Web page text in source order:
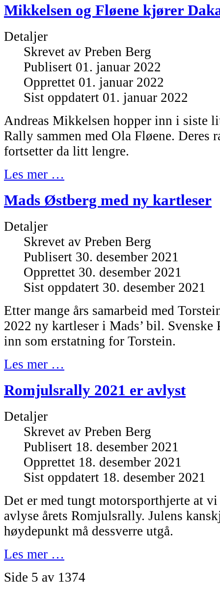
Mikkelsen og Fløene kjører
Detaljer
Skrevet av Preben Berg
Publisert 01. januar 2022
Opprettet 01. januar 2022
Sist oppdatert 01. januar 2022
Andreas Mikkelsen hopper inn i siste
Rally sammen med Ola Fløene. Deres
fortsetter da litt lengre.
Les mer …
Mads Østberg med ny kartleser
Detaljer
Skrevet av Preben Berg
Publisert 30. desember 2021
Opprettet 30. desember 2021
Sist oppdatert 30. desember 2021
Etter mange års samarbeid med
2022 ny kartleser i Mads’ bil.
inn som erstatning for Torstein.
Les mer …
Romjulsrally 2021 er avlyst
Detaljer
Skrevet av Preben Berg
Publisert 18. desember 2021
Opprettet 18. desember 2021
Sist oppdatert 18. desember 2021
Det er med tungt motorsporthjerte at
avlyse årets Romjulsrally. Julens
høydepunkt må dessverre utgå.
Les mer …
Side 5 av 1374